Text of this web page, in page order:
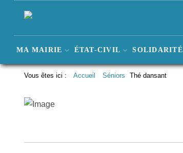
MA MAIRIE ÉTAT-CIVIL SOLIDARITÉ
Vous êtes ici : Accueil Séniors Thé dansant